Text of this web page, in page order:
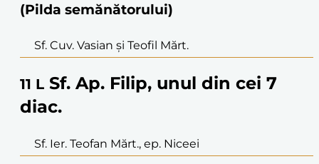
(Pilda semănătorului)
Sf. Cuv. Vasian și Teofil Mărt.
11 L Sf. Ap. Filip, unul din cei 7
diac.
Sf. Ier. Teofan Mărt., ep. Niceei